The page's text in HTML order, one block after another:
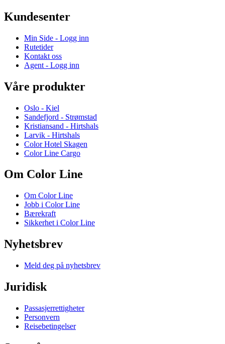
Kundesenter
Min Side - Logg inn
Rutetider
Kontakt oss
Agent - Logg inn
Våre produkter
Oslo - Kiel
Sandefjord - Strømstad
Kristiansand - Hirtshals
Larvik - Hirtshals
Color Hotel Skagen
Color Line Cargo
Om Color Line
Om Color Line
Jobb i Color Line
Bærekraft
Sikkerhet i Color Line
Nyhetsbrev
Meld deg på nyhetsbrev
Juridisk
Passasjerrettigheter
Personvern
Reisebetingelser